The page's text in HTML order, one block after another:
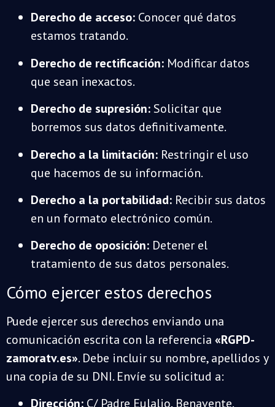
Derecho de acceso: Conocer qué datos
estamos tratando.
Derecho de rectificación: Modificar datos
que sean inexactos.
Derecho de supresión:Solicitar que
borremos sus datos definitivamente.
Derecho a la limitación: Restringir el uso
que hacemos de su información.
Derecho a la portabilidad: Recibir sus datos
en un formato electrónico común.
Derecho de oposición: Detener el
tratamiento de sus datos personales.
Cómo ejercer estos derechos
Puede ejercer sus derechos enviando una
comunicación escrita con la referencia «RGPD-
zamoratv.es». Debe incluir su nombre, apellidos y
una copia de su DNI. Envíe su solicitud a:
Dirección: C/ Padre Eulalio, Benavente.